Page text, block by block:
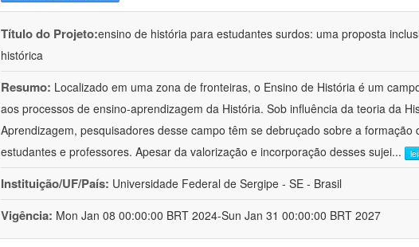
Título do Projeto:ensino de história para estudantes surdos: uma proposta
histórica
Resumo: Localizado em uma zona de fronteiras, o Ensino de História é um
aos processos de ensino-aprendizagem da História. Sob influência da teoria da
Aprendizagem, pesquisadores desse campo têm se debruçado sobre a formação
estudantes e professores. Apesar da valorização e incorporação desses sujei...
Instituição/UF/País: Universidade Federal de Sergipe - SE - Brasil
Vigência: Mon Jan 08 00:00:00 BRT 2024-Sun Jan 31 00:00:00 BRT 2027